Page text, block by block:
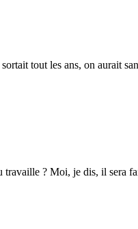
tout les ans, on aurait
? Moi, je dis, il sera